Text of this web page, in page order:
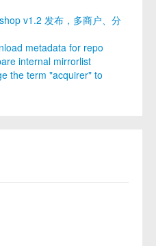
v1.2 发布，多商户、分
metadata for repo
internal mirrorlist
the term "acquirer" to